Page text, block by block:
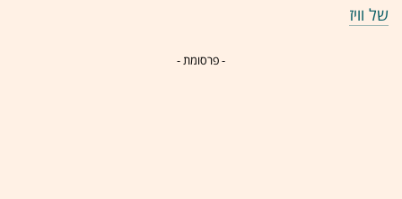
של וויז
- פרסומת -